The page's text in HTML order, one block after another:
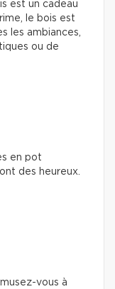
est un cadeau
le bois est
les ambiances,
ou de
en pot
des heureux.
vous à